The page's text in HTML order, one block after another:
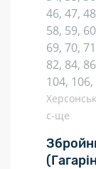
46, 47,
58, 59,
69, 70,
82, 84,
104,
с-ще